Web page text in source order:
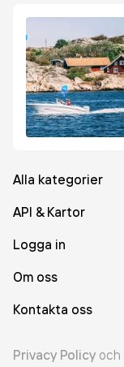
Alla kategorier
API & Kartor
Logga in
Om oss
Kontakta oss
Privacy Policy och